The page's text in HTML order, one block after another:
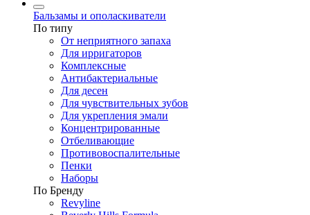
Бальзамы и ополаскиватели
По типу
От неприятного запаха
Для ирригаторов
Комплексные
Антибактериальные
Для десен
Для чувствительных зубов
Для укрепления эмали
Концентрированные
Отбеливающие
Противовоспалительные
Пенки
Наборы
По Бренду
Revyline